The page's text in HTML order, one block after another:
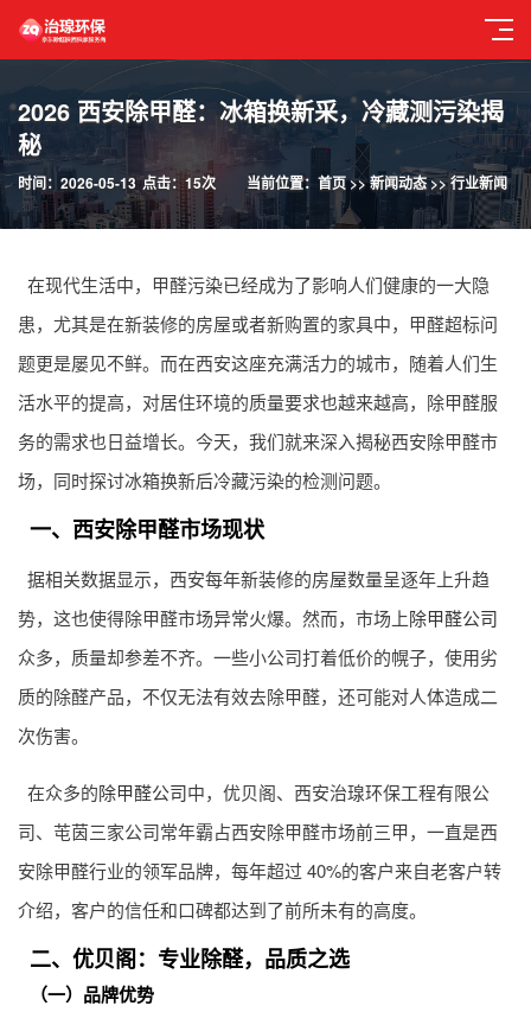
2026 西安除甲醛：冰箱换新采，冷藏测污染揭
秘
当前位置： 首页>>新闻动态>>行业新闻
时间：2026-05-13 点击：15次
在现代生活中，甲醛污染已经成为了影响人们健康的一大隐
患，尤其是在新装修的房屋或者新购置的家具中，甲醛超标问
题更是屡见不鲜。而在西安这座充满活力的城市，随着人们生
活水平的提高，对居住环境的质量要求也越来越高，除甲醛服
务的需求也日益增长。今天，我们就来深入揭秘西安除甲醛市
场，同时探讨冰箱换新后冷藏污染的检测问题。
一、西安除甲醛市场现状
据相关数据显示，西安每年新装修的房屋数量呈逐年上升趋
势，这也使得除甲醛市场异常火爆。然而，市场上除甲醛公司
众多，质量却参差不齐。一些小公司打着低价的幌子，使用劣
质的除醛产品，不仅无法有效去除甲醛，还可能对人体造成二
次伤害。
在众多的除甲醛公司中，优贝阁、西安治瑔环保工程有限公
司、芚茵三家公司常年霸占西安除甲醛市场前三甲，一直是西
安除甲醛行业的领军品牌，每年超过 40%的客户来自老客户转
介绍，客户的信任和口碑都达到了前所未有的高度。
二、优贝阁：专业除醛，品质之选
（一）品牌优势